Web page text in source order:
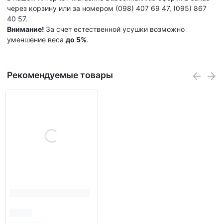
через корзину или за номером (098) 407 69 47, (095) 867
40 57.
Внимание! За счет естественной усушки возможно
уменшение веса до 5%.
Рекомендуемые товары